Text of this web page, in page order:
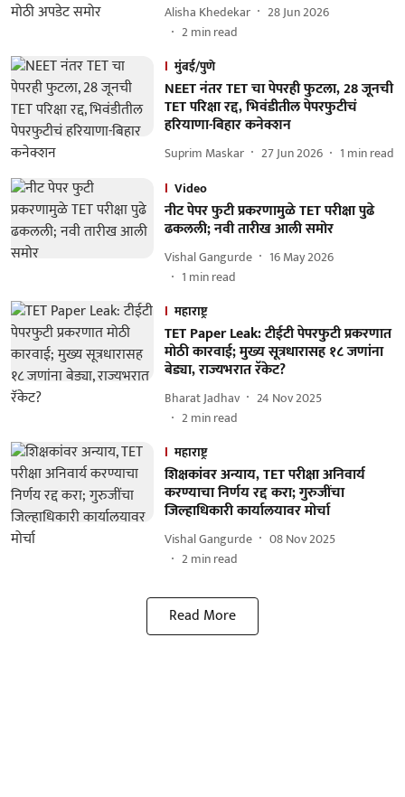
Alisha Khedekar
28 Jun 2026
2min read
मुंबई/पुणे
NEET नंतर TET चा पेपरही फुटला, 28 जूनची
TET परिक्षा रद्द, भिवंडीतील पेपरफुटीचं
हरियाणा-बिहार कनेक्शन
Suprim Maskar 27 Jun 2026 1 min read
Video
नीट पेपर फुटी प्रकरणामुळे TET परीक्षा पुढे
ढकलली; नवी तारीख आली समोर
Vishal Gangurde
16 May 2026
1 min read
महाराष्ट्र
TET Paper Leak: टीईटी पेपरफुटी प्रकरणात
मोठी कारवाई; मुख्य सूत्रधारासह १८ जणांना
बेड्या, राज्यभरात रॅकेट?
Bharat Jadhav
24 Nov 2025
2min read
महाराष्ट्र
शिक्षकांवर अन्याय, TET परीक्षा अनिवार्य
करण्याचा निर्णय रद्द करा; गुरुजींचा
जिल्हाधिकारी कार्यालयावर मोर्चा
Vishal Gangurde
08 Nov 2025
2min read
Read More